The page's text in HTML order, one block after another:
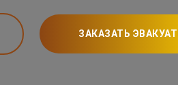
ЗАКАЗАТЬ